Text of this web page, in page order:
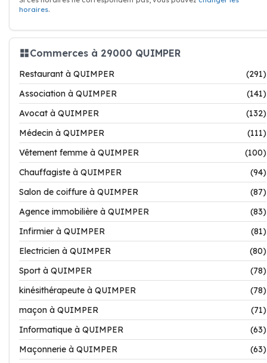
horaires.
Commerces à 29000 QUIMPER
Restaurant à QUIMPER
(291)
Association à QUIMPER
(141)
Avocat à QUIMPER
(132)
Médecin à QUIMPER
(111)
Vêtement femme à QUIMPER
(100)
Chauffagiste à QUIMPER
(94)
Salon de coiffure à QUIMPER
(87)
Agence immobilière à QUIMPER
(83)
Infirmier à QUIMPER
(81)
Electricien à QUIMPER
(80)
Sport à QUIMPER
(78)
kinésithérapeute à QUIMPER
(78)
maçon à QUIMPER
(71)
Informatique à QUIMPER
(63)
Maçonnerie à QUIMPER
(63)